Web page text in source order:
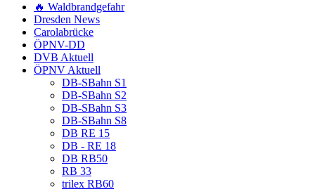
🔥 Waldbrandgefahr
Dresden News
Carolabrücke
ÖPNV-DD
DVB Aktuell
ÖPNV Aktuell
DB-SBahn S1
DB-SBahn S2
DB-SBahn S3
DB-SBahn S8
DB RE 15
DB - RE 18
DB RB50
RB 33
trilex RB60